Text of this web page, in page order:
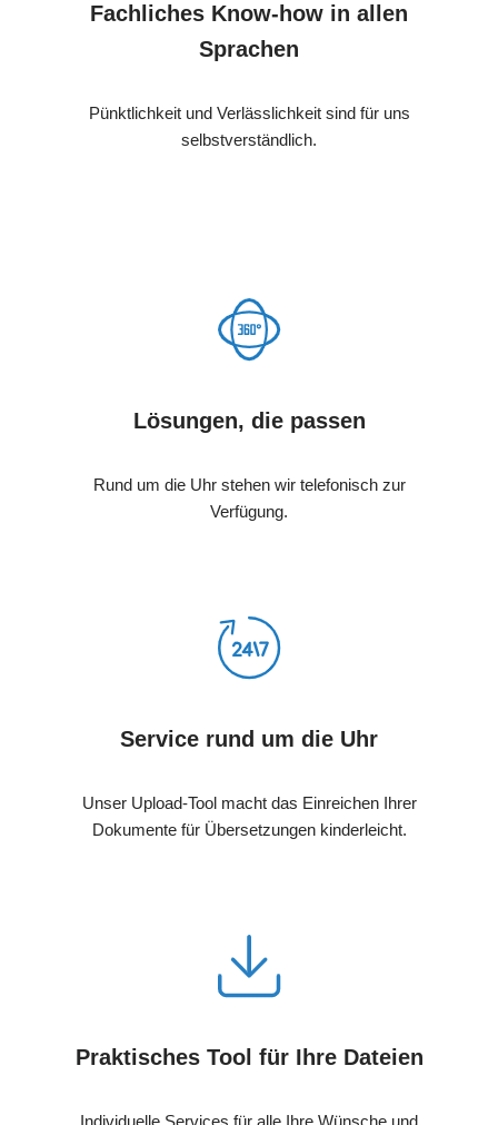
Fachliches Know-how in allen
Sprachen
Pünktlichkeit und Verlässlichkeit sind für uns
selbstverständlich.
Lösungen, die passen
Rund um die Uhr stehen wir telefonisch zur
Verfügung.
Service rund um die Uhr
Unser Upload-Tool macht das Einreichen Ihrer
Dokumente für Übersetzungen kinderleicht.
Praktisches Tool für Ihre Dateien